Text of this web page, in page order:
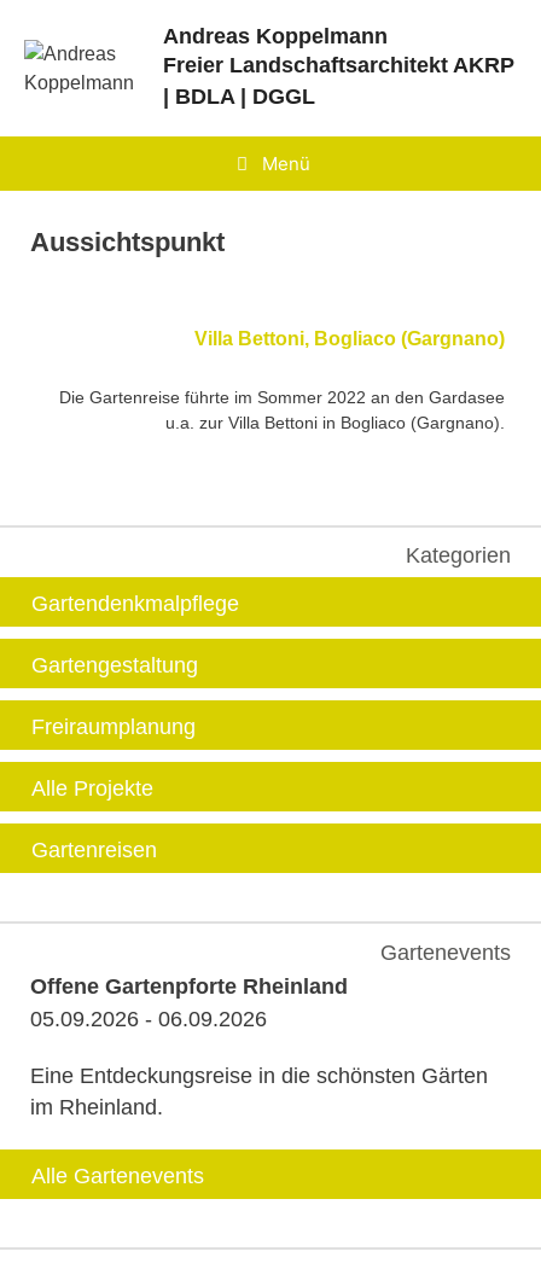
Inhalt
springen
Andreas Koppelmann
Freier Landschaftsarchitekt AKRP
| BDLA | DGGL
Menü
Aussichtspunkt
Villa Bettoni, Bogliaco (Gargnano)
Die Gartenreise führte im Sommer 2022 an den Gardasee
u.a. zur Villa Bettoni in Bogliaco (Gargnano).
Kategorien
Gartendenkmalpflege
Gartengestaltung
Freiraumplanung
Alle Projekte
Gartenreisen
Gartenevents
Offene Gartenpforte Rheinland
05.09.2026 - 06.09.2026
Eine Entdeckungsreise in die schönsten Gärten
im Rheinland.
Alle Gartenevents